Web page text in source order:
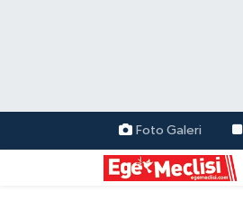
Foto Galeri
EKONOMİ
GÜNCEL